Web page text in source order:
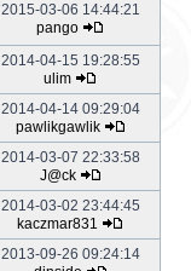
2015-03-06 14:44:21
pango
2014-04-15 19:28:55
ulim
2014-04-14 09:29:04
pawlikgawlik
2014-03-07 22:33:58
J@ck
2014-03-02 23:44:45
kaczmar831
2013-09-26 09:24:14